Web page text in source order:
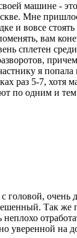
машине -
Мне
и вовсе
вам
сплетен
я попала
раз 5-7, хотя
по одним и
очень
Так же
уверенной на